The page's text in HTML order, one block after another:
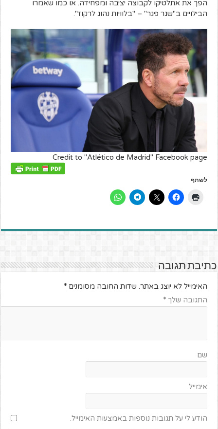
הפך את אתלטיקו לקבוצה יציבה ומפחידה. או כמו שאמרו
הבילויים ב"שגר פגר" – "בלוויות נהוג לרקוד".
Credit to "Atlético de Madrid" Facebook page
לשתף
כתיבת תגובה
האימייל לא יוצג באתר. שדות החובה מסומנים*
התגובה שלך*
שם
אימייל
הודע לי על תגובות נוספות באמצעות האימייל.